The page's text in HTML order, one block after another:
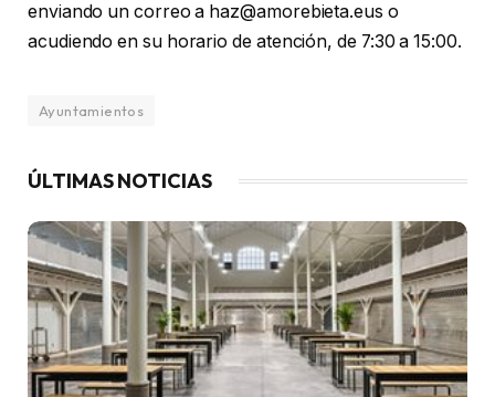
enviando un correo a haz@amorebieta.eus o
acudiendo en su horario de atención, de 7:30 a 15:00.
Ayuntamientos
ÚLTIMAS NOTICIAS